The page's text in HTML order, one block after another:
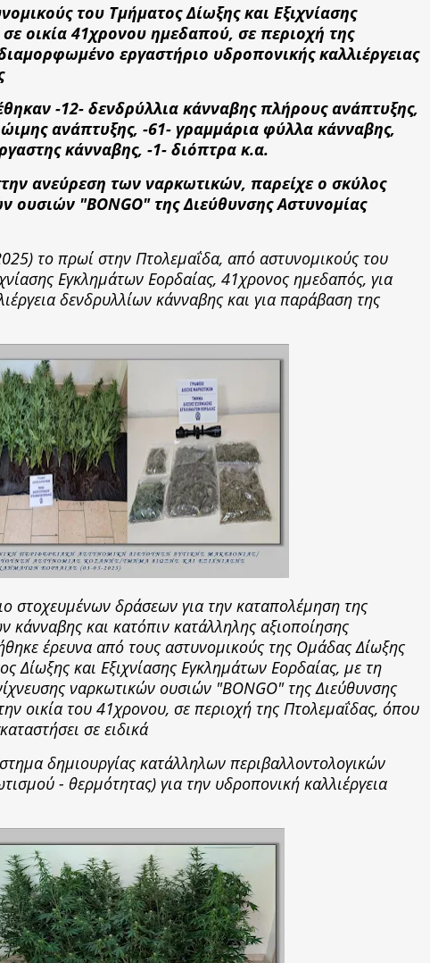
του Τμήματος Δίωξης και Εξιχνίασης
οικία 41χρονου ημεδαπού, σε περιοχή της
εργαστήριο υδροπονικής καλλιέργειας
-12- δενδρύλλια κάνναβης πλήρους ανάπτυξης,
ανάπτυξης, -61- γραμμάρια φύλλα κάνναβης,
κάνναβης, -1- διόπτρα κ.α.
ανεύρεση των ναρκωτικών, παρείχε ο σκύλος
ουσιών "BONGO" της Διεύθυνσης Αστυνομίας
το πρωί στην Πτολεμαΐδα, από αστυνομικούς του
Εγκλημάτων Εορδαίας, 41χρονος ημεδαπός, για
δενδρυλλίων κάνναβης και για παράβαση της
στοχευμένων δράσεων για την καταπολέμηση της
κάνναβης και κατόπιν κατάλληλης αξιοποίησης
έρευνα από τους αστυνομικούς της Ομάδας Δίωξης
Δίωξης και Εξιχνίασης Εγκλημάτων Εορδαίας, με τη
ναρκωτικών ουσιών "BONGO" της Διεύθυνσης
οικία του 41χρονου, σε περιοχή της Πτολεμαΐδας, όπου
σε ειδικά
δημιουργίας κατάλληλων περιβαλλοντολογικών
- θερμότητας) για την υδροπονική καλλιέργεια